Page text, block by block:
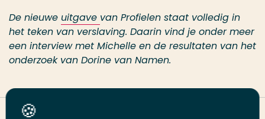
De nieuwe uitgave van Profielen staat volledig in
het teken van verslaving. Daarin vind je onder meer
een interview met Michelle en de resultaten van het
onderzoek van Dorine van Namen.
Deel deze pagina